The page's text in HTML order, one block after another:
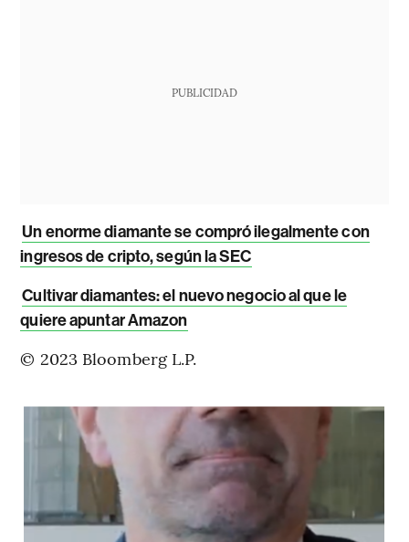
PUBLICIDAD
Un enorme diamante se compró ilegalmente con
ingresos de cripto, según la SEC
Cultivar diamantes: el nuevo negocio al que le
quiere apuntar Amazon
© 2023 Bloomberg L.P.